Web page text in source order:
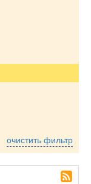
очистить фильтр